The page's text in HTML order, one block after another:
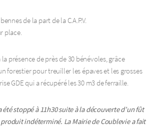
de la part de la C.A.P.V.
place.
présence de près de 30 bénévoles, grâce
forestier pour treuiller les épaves et les grosses
GDE qui a récupéré les 30 m3 de ferraille.
stoppé à 11h30 suite à la découverte d’un fût
indéterminé. La Mairie de Coublevie a fait